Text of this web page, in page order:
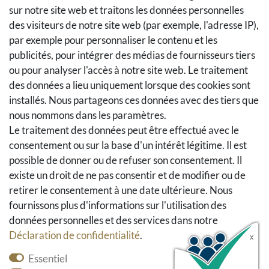
Méthodes et coûts de transport
Droit de rétractation
Retours
Se rétracter du contrat
Panier d'achat
A la caisse
Aide
Social Media
Facebook
Instagram
Pinterest
Youtube
Houzz
sur notre site web et traitons les données personnelles
des visiteurs de notre site web (par exemple, l'adresse IP),
par exemple pour personnaliser le contenu et les
publicités, pour intégrer des médias de fournisseurs tiers
ou pour analyser l'accès à notre site web. Le traitement
des données a lieu uniquement lorsque des cookies sont
installés. Nous partageons ces données avec des tiers que
nous nommons dans les paramètres.
Le traitement des données peut être effectué avec le
consentement ou sur la base d'un intérêt légitime. Il est
possible de donner ou de refuser son consentement. Il
existe un droit de ne pas consentir et de modifier ou de
retirer le consentement à une date ultérieure. Nous
fournissons plus d'informations sur l'utilisation des
données personnelles et des services dans notre
Déclaration de confidentialité.
Essentiel